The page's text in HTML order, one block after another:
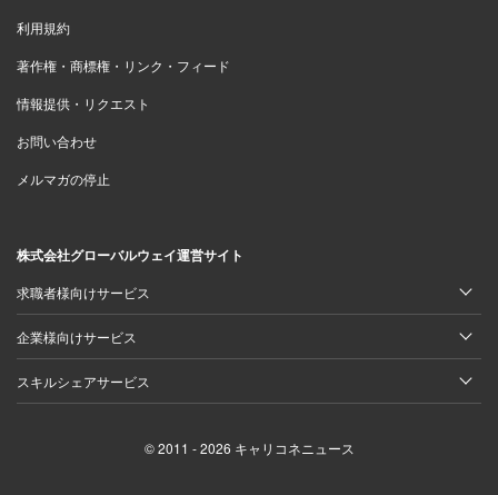
利用規約
著作権・商標権・リンク・フィード
情報提供・リクエスト
お問い合わせ
メルマガの停止
株式会社グローバルウェイ運営サイト
求職者様向けサービス
企業様向けサービス
スキルシェアサービス
© 2011 - 2026 キャリコネニュース